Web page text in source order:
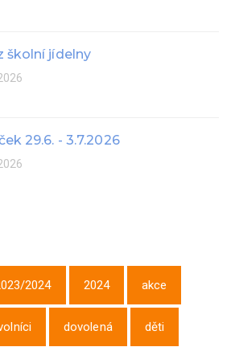
školní jídelny
29.6. - 3.7.2026
2024 2024 akce
dovolená děti